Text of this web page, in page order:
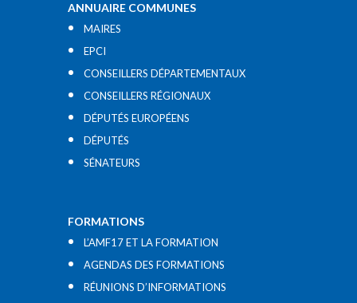
ANNUAIRE COMMUNES
MAIRES
EPCI
CONSEILLERS DÉPARTEMENTAUX
CONSEILLERS RÉGIONAUX
DÉPUTÉS EUROPÉENS
DÉPUTÉS
SÉNATEURS
FORMATIONS
L’AMF17 ET LA FORMATION
AGENDAS DES FORMATIONS
RÉUNIONS D’INFORMATIONS